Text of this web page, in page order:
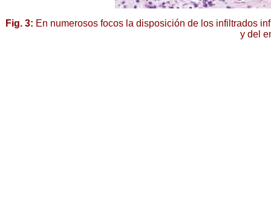
Fig. 3: En numerosos focos la disposición de los infiltrados
y del